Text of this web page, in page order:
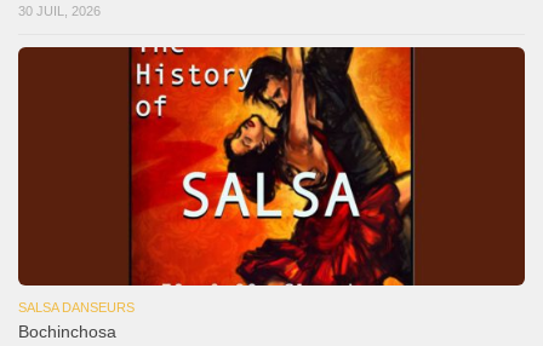
30 JUIL, 2026
SALSA DANSEURS
Bochinchosa